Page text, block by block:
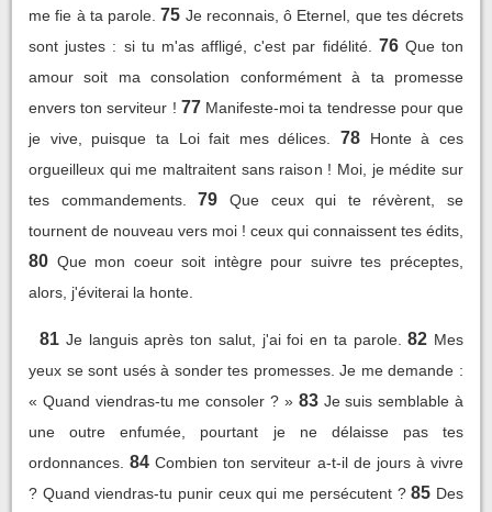
me fie à ta parole. 75 Je reconnais, ô Eternel, que tes décrets
sont justes : si tu m'as affligé, c'est par fidélité.
76 Que ton
amour soit ma consolation conformément à ta promesse
envers ton serviteur ! 77 Manifeste-moi ta tendresse pour que
je vive, puisque ta Loi fait mes délices.
78
Honte à ces
orgueilleux qui me maltraitent sans raison ! Moi, je médite sur
tes commandements.
79
Que ceux qui te révèrent, se
tournent de nouveau vers moi ! ceux qui connaissent tes édits,
80 Que mon coeur soit intègre pour suivre tes préceptes,
alors, j'éviterai la honte.
81 Je languis après ton salut, j'ai foi en ta parole. 82 Mes
yeux se sont usés à sonder tes promesses. Je me demande :
« Quand viendras-tu me consoler ? » 83 Je suis semblable à
une outre enfumée, pourtant je ne délaisse pas tes
ordonnances. 84 Combien ton serviteur a-t-il de jours à vivre
? Quand viendras-tu punir ceux qui me persécutent ? 85 Des